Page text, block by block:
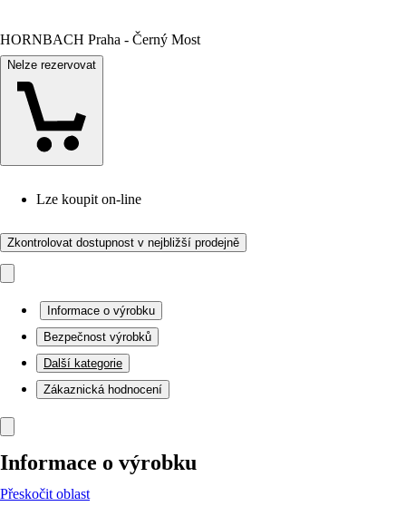
HORNBACH Praha - Černý Most
Nelze rezervovat
Lze koupit on-line
Zkontrolovat dostupnost v nejbližší prodejně
Informace o výrobku
Bezpečnost výrobků
Další kategorie
Zákaznická hodnocení
Informace o výrobku
Přeskočit oblast